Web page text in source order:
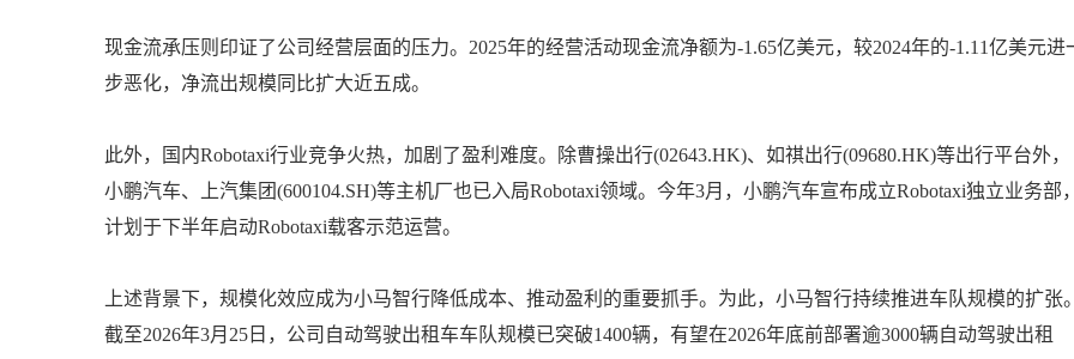
现金流承压则印证了公司经营层面的压力。2025年的经营活动现金流净额为-1.65亿美元，较2024年的-1.11亿美元进
步恶化，净流出规模同比扩大近五成。
此外，国内Robotaxi行业竞争火热，加剧了盈利难度。除曹操出行(02643.HK)、如祺出行(09680.HK)等出行平台外，
小鹏汽车、上汽集团(600104.SH)等主机厂也已入局Robotaxi领域。今年3月，小鹏汽车宣布成立Robotaxi独立业务部，
计划于下半年启动Robotaxi载客示范运营。
上述背景下，规模化效应成为小马智行降低成本、推动盈利的重要抓手。为此，小马智行持续推进车队规模的扩张。
截至2026年3月25日，公司自动驾驶出租车车队规模已突破1400辆，有望在2026年底前部署逾3000辆自动驾驶出租